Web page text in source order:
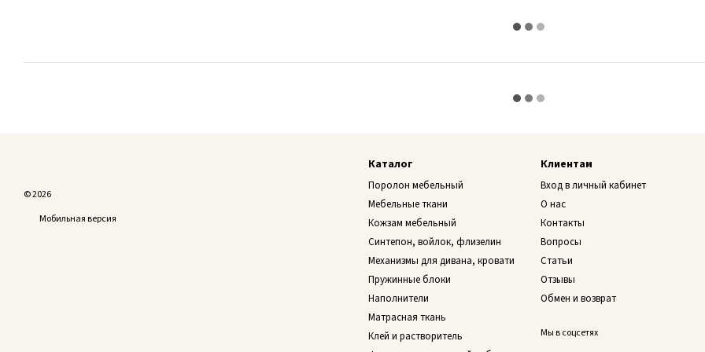
© 2026
Мобильная версия
Каталог
Поролон мебельный
Мебельные ткани
Кожзам мебельный
Синтепон, войлок, флизелин
Механизмы для дивана, кровати
Пружинные блоки
Наполнители
Матрасная ткань
Клей и растворитель
Клиентам
Вход в личный кабинет
О нас
Контакты
Вопросы
Статьи
Отзывы
Обмен и возврат
Мы в соцсетях